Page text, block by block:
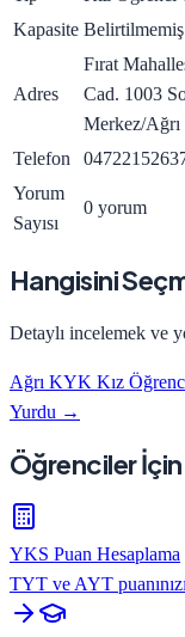
Kapasite Belirtilmemiş
Adres
Fırat
Cad. 1003
Merkez/Ağrı
Telefon
Yorum
Sayısı
0 yorum
Hangisini
Detaylı incelemek ve
Ağrı KYK Kız
Yurdu →
Öğrenciler
YKS Puan Hesaplama
TYT ve AYT